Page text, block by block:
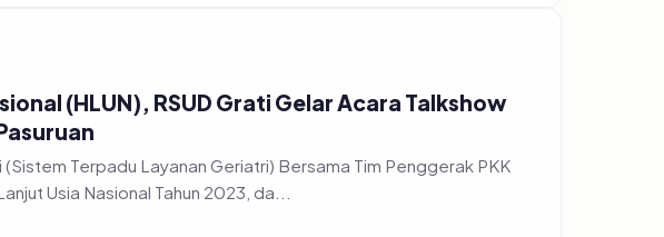
(HLUN), RSUD Grati Gelar Acara Talkshow
Terpadu Layanan Geriatri) Bersama Tim Penggerak PKK
Usia Nasional Tahun 2023, da...